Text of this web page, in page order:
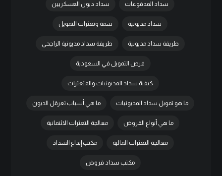
سداد المدفوعات سداد ديون العسكريين
سداد مديونية سمة وتعثرات التمويل
طريقة سداد مديونية طريقة سداد مديونية الراجحي
فرص التمويل في السعودية
كيفية سداد المديونيات والمتعثرات
ما هو تمويل سداد المديونيات ما هي أسباب تعرقل الديون
ما هي أنواع القروض معالجة التعثرات الائتمانية
معالجة التعثرات المالية مكتب إبداع السداد
مكتب سداد قروض